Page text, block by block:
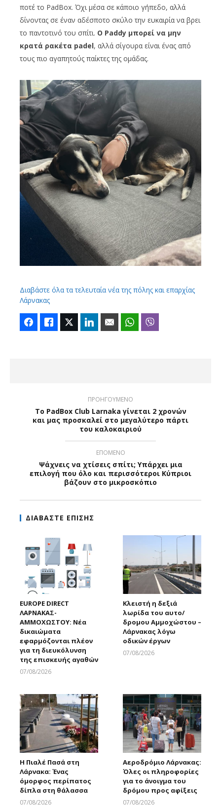
ποτέ το PadBox. Όχι μέσα σε κάποιο γήπεδο, αλλά
δίνοντας σε έναν αδέσποτο σκύλο την ευκαιρία να βρει
το παντοτινό του σπίτι. Ο Paddy μπορεί να μην
κρατά ρακέτα padel, αλλά σίγουρα είναι ένας από
τους πιο αγαπητούς παίκτες της ομάδας.
Διαβάστε όλα τα τελευταία νέα της πόλης και επαρχίας
Λάρνακας
FacebookLike Twitter LinkedIn Email WhatsApp
ΠΡΟΗΓΟΥΜΕΝΟ
Το PadBox Club Larnaka γίνεται 2 χρονών
και μας προσκαλεί στο μεγαλύτερο πάρτι
του καλοκαιριού
ΕΠΟΜΕΝΟ
Ψάχνεις να χτίσεις σπίτι; Υπάρχει μια
επιλογή που όλο και περισσότεροι Κύπριοι
βάζουν στο μικροσκόπιο
ΔΙΑΒΑΣΤΕ ΕΠΙΣΗΣ
EUROPE DIRECT
ΛΑΡΝΑΚΑΣ-
ΑΜΜΟΧΩΣΤΟΥ: Νέα
δικαιώματα
εφαρμόζονται πλέον
για τη διευκόλυνση
της επισκευής αγαθών
07/08/2026
Κλειστή η δεξιά
λωρίδα του αυτο/
δρομου Αμμοχώστου –
Λάρνακας λόγω
οδικών έργων
07/08/2026
Η Πιαλέ Πασά στη
Λάρνακα: Ένας
όμορφος περίπατος
δίπλα στη θάλασσα
07/08/2026
Αεροδρόμιο Λάρνακας:
Όλες οι πληροφορίες
για το άνοιγμα του
δρόμου προς αφίξεις
07/08/2026